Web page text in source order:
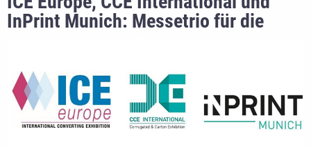
InPrint Munich: Messetrio für die
Engagement, Qualität und dem
richtigen Timing